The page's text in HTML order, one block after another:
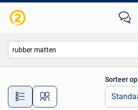
Alle afstanden…
Sorteer op